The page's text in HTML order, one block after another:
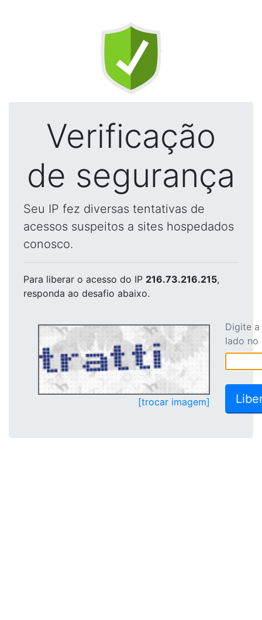
Verificação
de segurança
Seu IP fez diversas tentativas de
acessos suspeitos a sites hospedados
conosco.
Para liberar o acesso do IP 216.73.216.215,
responda ao desafio abaixo.
[trocar imagem]
Digite
lado no